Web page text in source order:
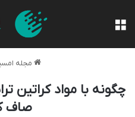
مجله
چگونه با مواد کراتین
صاف